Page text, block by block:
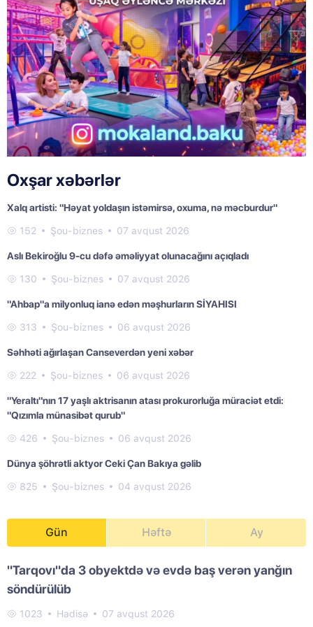
Oxşar xəbərlər
Xalq artisti: "Həyat yoldaşın istəmirsə, oxuma, nə məcburdur"
152 Şou-biznes 07 avqust 2026
Aslı Bekiroğlu 9-cu dəfə əməliyyat olunacağını açıqladı
130 Şou-biznes 07 avqust 2026
"Ahbap"a milyonluq ianə edən məşhurların SİYAHISI
313 Şou-biznes 06 avqust 2026
Səhhəti ağırlaşan Canseverdən yeni xəbər
222 Şou-biznes 06 avqust 2026
"Yeraltı"nın 17 yaşlı aktrisanın atası prokurorluğa müraciət etdi:
"Qızımla münasibət qurub"
426 Şou-biznes 06 avqust 2026
Dünya şöhrətli aktyor Ceki Çan Bakıya gəlib
825 Şou-biznes 04 avqust 2026
Gün Həftə Ay
"Tarqovı"da 3 obyektdə və evdə baş verən yanğın
söndürülüb
1023 Hadisə 07 avqust 2026